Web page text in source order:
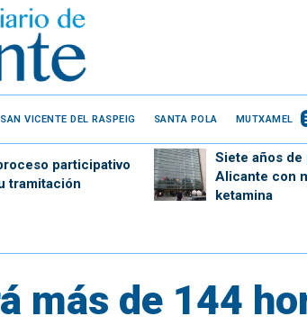
SAN VICENTE DEL RASPEIG SANTA POLA MUTXAMEL
participativo
tramitación
Siete años
Alicante con
ketamina
más de 144